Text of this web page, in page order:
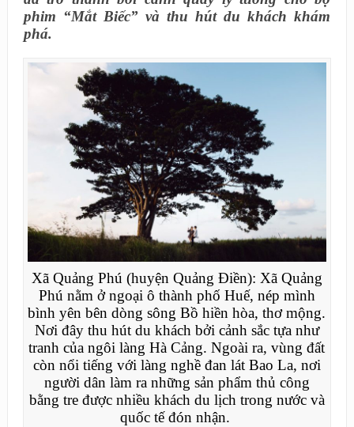
phim “Mắt Biếc” và thu hút du khách khám
phá.
Xã Quảng Phú (huyện Quảng Điền): Xã Quảng
Phú nằm ở ngoại ô thành phố Huế, nép mình
bình yên bên dòng sông Bồ hiền hòa, thơ mộng.
Nơi đây thu hút du khách bởi cảnh sắc tựa như
tranh của ngôi làng Hà Cảng. Ngoài ra, vùng đất
còn nổi tiếng với làng nghề đan lát Bao La, nơi
người dân làm ra những sản phẩm thủ công
bằng tre được nhiều khách du lịch trong nước và
quốc tế đón nhận.